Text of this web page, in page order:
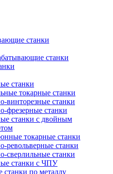
станки
станки
станки
токарные станки
винторезные станки
фрезерные станки
станки с двойным
токарные станки
револьверные станки
сверлильные станки
станки с ЧПУ
станки по металлу